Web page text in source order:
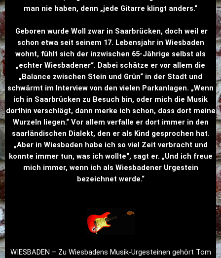
man nie haben, denn „jede Gitarre klingt anders.“
Geboren wurde Woll zwar in Saarbrücken, doch weil er
schon etwa seit seinem 17. Lebensjahr in Wiesbaden
wohnt, fühlt sich der inzwischen 65-Jährige selbst als
„echter Wiesbadener“. Dabei schätze er vor allem die
„Balance zwischen Stein und Grün“ in der Stadt und
schwärmt im Interview von den vielen Parkanlagen. „Wenn
ich in Saarbrücken zu Besuch bin, oder mich die Musik
dorthin verschlägt, dann merke ich schon, dass dort meine
Wurzeln liegen.“ Vor allem verfalle er dort immer in den
saarländischen Dialekt, den er als Kind gesprochen hat.
„Aber in Wiesbaden habe ich so viel Zeit verbracht und
konnte immer tun, was ich wollte“, sagt er. „Und ich freue
mich immer, wenn ich als Wiesbadener Urgestein
bezeichnet werde.“
WIESBADEN – Zu Wiesbadens Musik-Urgesteinen gehört Tom